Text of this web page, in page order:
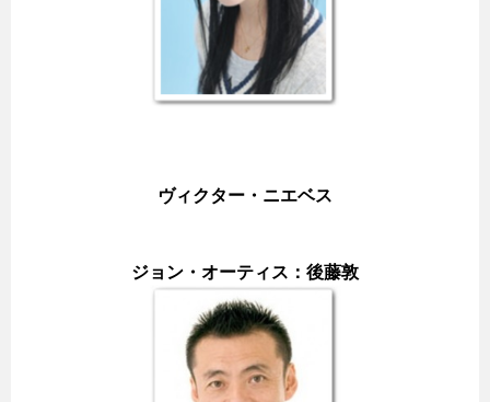
ヴィクター・ニエベス
ジョン・オーティス：後藤敦